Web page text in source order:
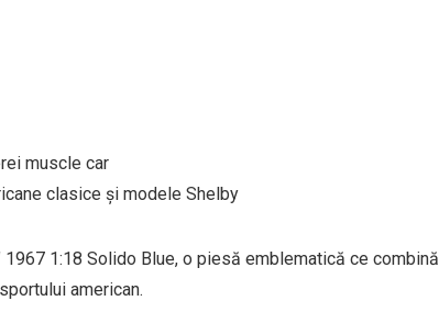
muscle car
clasice și modele Shelby
1967 1:18 Solido Blue, o piesă emblematică ce combină
american.